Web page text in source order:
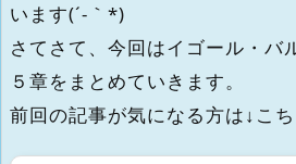
います(´-｀*)
さてさて、今回はイゴール・
５章をまとめていきます。
前回の記事が気になる方は↓こ